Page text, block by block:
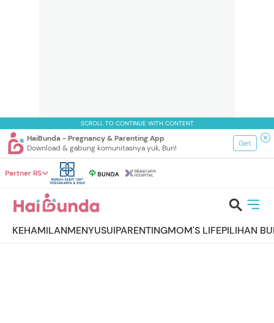
SCROLL TO CONTINUE WITH CONTENT
HaiBunda - Pregnancy & Parenting App
Download & gabung komunitasnya yuk, Bun!
Get
Partner RS
KEHAMILANMENYUSUIPARENTINGMOM'S LIFEPILIHAN